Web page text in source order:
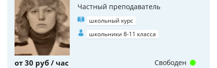
Частный преподаватель
школьный курс
школьники 8-11 класса
от 30 руб / час Свободен